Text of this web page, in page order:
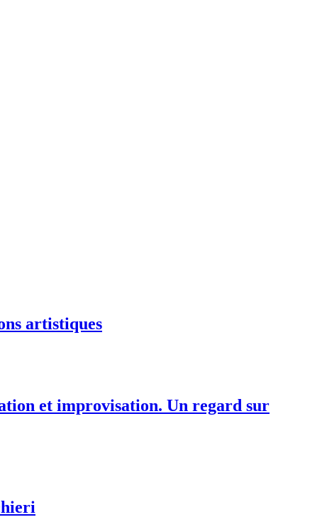
artistiques
et improvisation. Un regard sur